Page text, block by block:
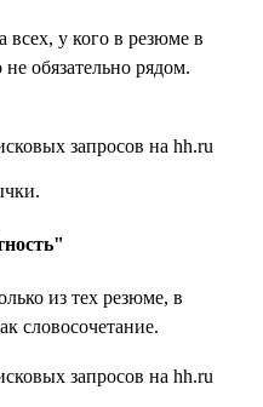
всех, у кого в резюме в
обязательно рядом.
из тех резюме, в
словосочетание.